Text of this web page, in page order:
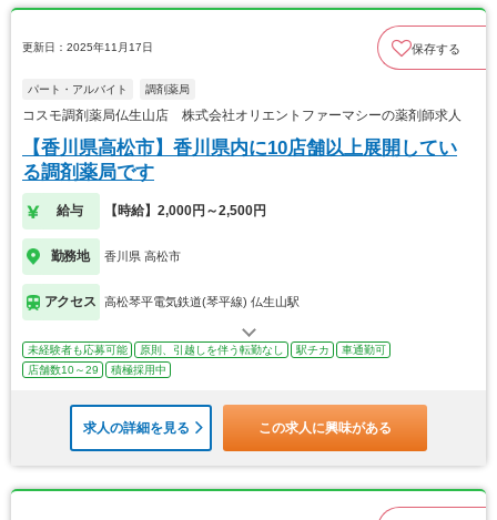
更新日：2025年11月17日 保存する
パート・アルバイト 調剤薬局
コスモ調剤薬局仏生山店 株式会社オリエントファーマシーの薬剤師求人
【香川県高松市】香川県内に10店舗以上展開してい
る調剤薬局です
給与 【時給】2,000円～2,500円
勤務地 香川県 高松市
アクセス 高松琴平電気鉄道(琴平線) 仏生山駅
未経験者も応募可能 原則、引越しを伴う転勤なし 駅チカ
車通勤可
店舗数10～29
積極採用中
求人の詳細を見る この求人に興味がある